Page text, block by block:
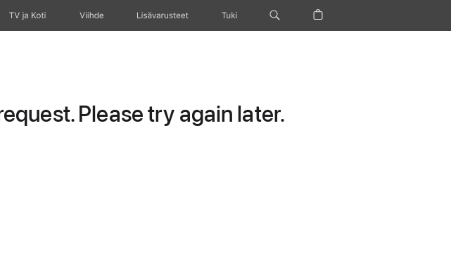
TV ja Koti Viihde Lisävarusteet Tuki
Please try again later.